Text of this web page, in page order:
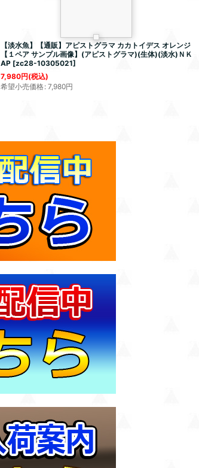
【淡水魚】【通販】アピストグラマ カカトイデス オレンジ
【１ペア サンプル画像】(アピストグラマ)(生体)(淡水)ＮＫ
AP [zc28-10305021]
7,980円(税込)
希望小売価格: 7,980円